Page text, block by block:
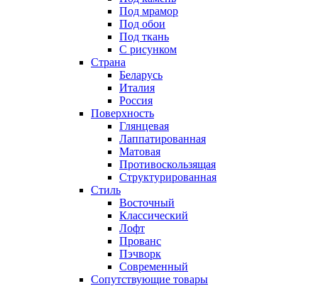
Под мрамор
Под обои
Под ткань
С рисунком
Страна
Беларусь
Италия
Россия
Поверхность
Глянцевая
Лаппатированная
Матовая
Противоскользящая
Структурированная
Стиль
Восточный
Классический
Лофт
Прованс
Пэчворк
Современный
Сопутствующие товары